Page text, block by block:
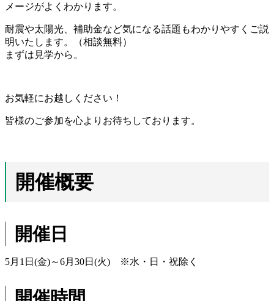
メージがよくわかります。
耐震や太陽光、補助金など気になる話題もわかりやすくご説
明いたします。（相談無料）
まずは見学から。
お気軽にお越しください！
皆様のご参加を心よりお待ちしております。
開催概要
開催日
5月1日(金)～6月30日(火) ※水・日・祝除く